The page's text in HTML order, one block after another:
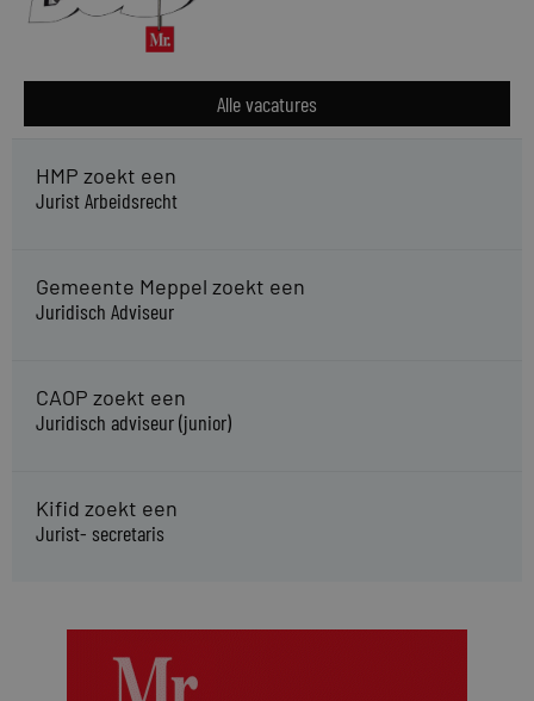
Alle vacatures
HMP zoekt een
Jurist Arbeidsrecht
Gemeente Meppel zoekt een
Juridisch Adviseur
CAOP zoekt een
Juridisch adviseur (junior)
Kifid zoekt een
Jurist- secretaris